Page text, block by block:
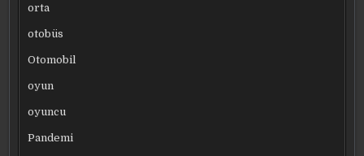
orta
otobüs
Otomobil
oyun
oyuncu
Pandemi